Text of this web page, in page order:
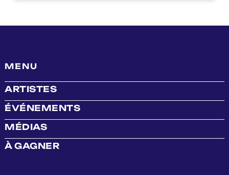
MENU
ARTISTES
ÉVÉNEMENTS
MÉDIAS
À GAGNER